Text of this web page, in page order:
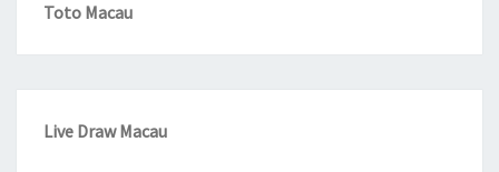
Toto Macau
Live Draw Macau